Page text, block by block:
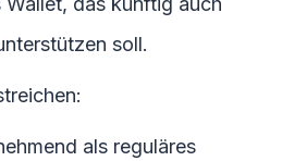
soll.
als reguläres